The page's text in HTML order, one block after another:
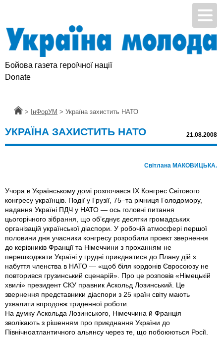
Бойова газета героїчної нації
Donate
Головна
> ІнФорУМ > Україна захистить НАТО
УКРАЇНА ЗАХИСТИТЬ НАТО 21.08.2008
Світлана МАКОВИЦЬКА.
Учора в Українському домі розпочався ІХ Конгрес Світового
конгресу українців. Події у Грузії, 75–та річниця Голодомору,
надання Україні ПДЧ у НАТО — ось головні питання
цьогорічного зібрання, що об’єднує десятки громадських
організацій української діаспори. У робочій атмосфері першої
половини дня учасники конгресу розробили проект звернення
до керівників Франції та Німеччини з проханням не
перешкоджати Україні у грудні приєднатися до Плану дій з
набуття членства в НАТО — «щоб біля кордонів Євросоюзу не
повторився грузинський сценарій». Про це розповів «Німецькій
хвилі» президент СКУ правник Аскольд Лозинський. Це
звернення представники діаспори з 25 країн світу мають
ухвалити впродовж триденної роботи.
На думку Аскольда Лозинського, Німеччина й Франція
зволікають з рішенням про приєднання України до
Північноатлантичного альянсу через те, що побоюються Росії.